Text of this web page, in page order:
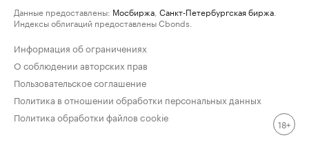
Данные предоставлены: Мосбиржа Санкт-Петербургская биржа
Индексы облигаций предоставлены Cbonds.
Информация об ограничениях
О соблюдении авторских прав
Пользовательское соглашение
Политика в отношении обработки персональных данных
Политика обработки файлов cookie
18+